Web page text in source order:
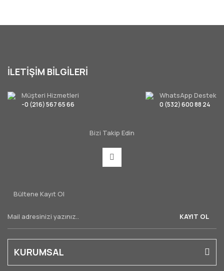
İLETİŞİM BİLGİLERİ
Müşteri Hizmetleri
-0 (216) 567 65 66
WhatsApp Destek
0 (532) 600 88 24
Bizi Takip Edin
Bültene Kayıt Ol
KAYIT OL
KURUMSAL